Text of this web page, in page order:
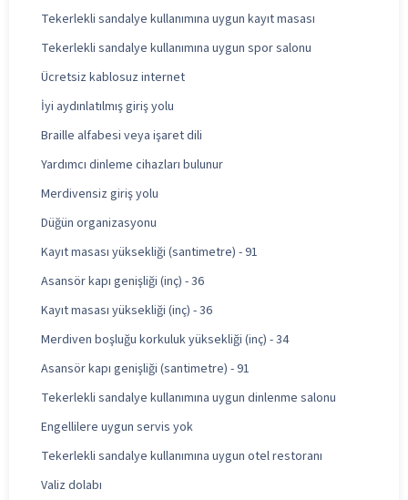
Tekerlekli sandalye kullanımına uygun kayıt masası
Tekerlekli sandalye kullanımına uygun spor salonu
Ücretsiz kablosuz internet
İyi aydınlatılmış giriş yolu
Braille alfabesi veya işaret dili
Yardımcı dinleme cihazları bulunur
Merdivensiz giriş yolu
Düğün organizasyonu
Kayıt masası yüksekliği (santimetre) - 91
Asansör kapı genişliği (inç) - 36
Kayıt masası yüksekliği (inç) - 36
Merdiven boşluğu korkuluk yüksekliği (inç) - 34
Asansör kapı genişliği (santimetre) - 91
Tekerlekli sandalye kullanımına uygun dinlenme salonu
Engellilere uygun servis yok
Tekerlekli sandalye kullanımına uygun otel restoranı
Valiz dolabı